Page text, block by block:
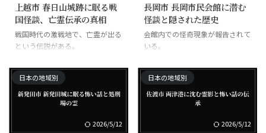
上越市 春日山城跡に眠る戦
国怪談、亡霊伝承の真相
戦国時代の激戦地で、亡霊が出る
という伝説がある。
長岡市 長岡市民会館に潜む
怪談と隠された歴史
会館内での怪奇現象が報告されて
いる。
日本の地域別
2026/5/12
日本の地域別
2026/5/12